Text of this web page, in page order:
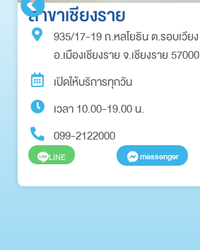
สาขาเชียงราย
935/17-19 ถ.หลโยธิน ต.รอบเวียง
อ.เมืองเชียงราย จ.เชียงราย 57000
เปิดให้บริการทุกวัน
เวลา 10.00-19.00 น.
099-2122000
LINE messenger